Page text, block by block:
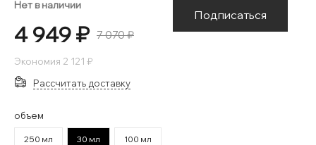
Нет в наличии
4 949 ₽ 7 070 ₽
Экономия 2 121 ₽
Подписаться
Рассчитать доставку
объем
250 мл 30 мл 100 мл